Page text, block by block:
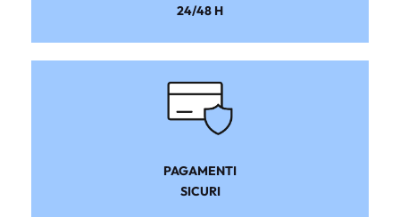
24/48 H
PAGAMENTI
SICURI